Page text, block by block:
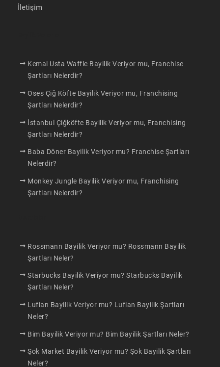
İletişim
Kemal Usta Waffle Bayilik Veriyor mu, Franchise
Şartları Nelerdir?
Oses Çiğ Köfte Bayilik Veriyor mu, Franchising
Şartları Nelerdir?
İstanbul Çiğköfte Bayilik Veriyor mu, Franchising
Şartları Nelerdir?
Baba Döner Bayilik Veriyor mu? Franchise Şartları
Nelerdir?
Monkey Jungle Bayilik Veriyor mu, Franchising
Şartları Nelerdir?
Rossmann Bayilik Veriyor mu? Rossmann Bayilik
Şartları Neler?
Starbucks Bayilik Veriyor mu? Starbucks Bayilik
Şartları Neler?
Lufian Bayilik Veriyor mu? Lufian Bayilik Şartları
Neler?
Bim Bayilik Veriyor mu? Bim Bayilik Şartları Neler?
Şok Market Bayilik Veriyor mu? Şok Bayilik Şartları
Neler?